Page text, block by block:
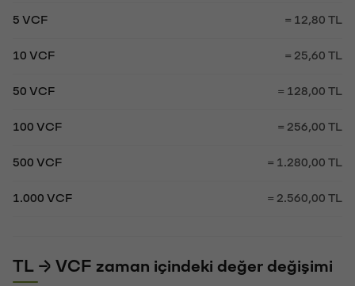
5 VCF = 12,80 TL
10 VCF = 25,60 TL
50 VCF = 128,00 TL
100 VCF = 256,00 TL
500 VCF = 1.280,00 TL
1.000 VCF = 2.560,00 TL
TL → VCF zaman içindeki değer değişimi